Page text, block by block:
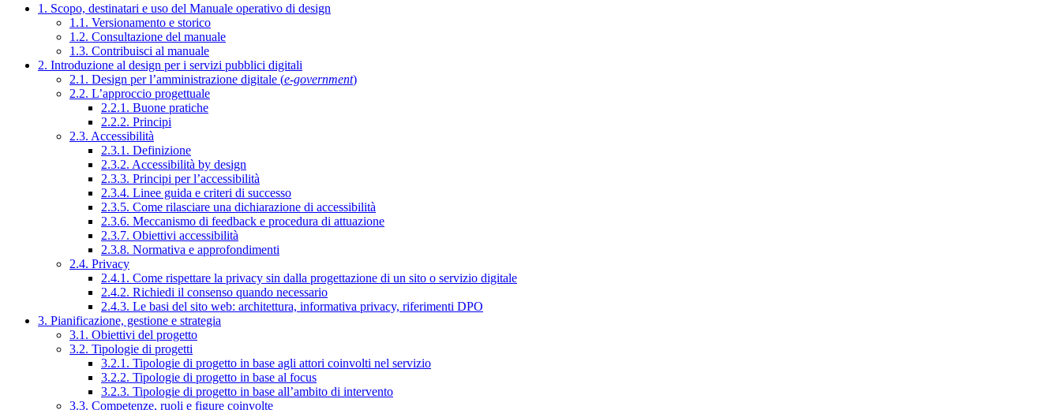
1. Scopo, destinatari e uso del Manuale operativo di design
1.1. Versionamento e storico
1.2. Consultazione del manuale
1.3. Contribuisci al manuale
2. Introduzione al design per i servizi pubblici digitali
2.1. Design per l’amministrazione digitale (e-government)
2.2. L’approccio progettuale
2.2.1. Buone pratiche
2.2.2. Principi
2.3. Accessibilità
2.3.1. Definizione
2.3.2. Accessibilità by design
2.3.3. Principi per l’accessibilità
2.3.4. Linee guida e criteri di successo
2.3.5. Come rilasciare una dichiarazione di accessibilità
2.3.6. Meccanismo di feedback e procedura di attuazione
2.3.7. Obiettivi accessibilità
2.3.8. Normativa e approfondimenti
2.4. Privacy
2.4.1. Come rispettare la privacy sin dalla progettazione di un sito o servizio digitale
2.4.2. Richiedi il consenso quando necessario
2.4.3. Le basi del sito web: architettura, informativa privacy, riferimenti DPO
3. Pianificazione, gestione e strategia
3.1. Obiettivi del progetto
3.2. Tipologie di progetti
3.2.1. Tipologie di progetto in base agli attori coinvolti nel servizio
3.2.2. Tipologie di progetto in base al focus
3.2.3. Tipologie di progetto in base all’ambito di intervento
3.3. Competenze, ruoli e figure coinvolte